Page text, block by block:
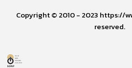
Copyright © 2010 - 2023 https://
reserved.